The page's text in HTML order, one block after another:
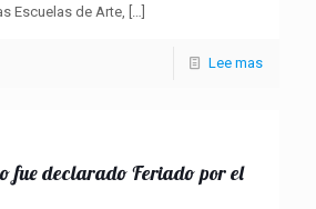
Escuelas de Arte, […]
Lee mas
fue declarado Feriado por el